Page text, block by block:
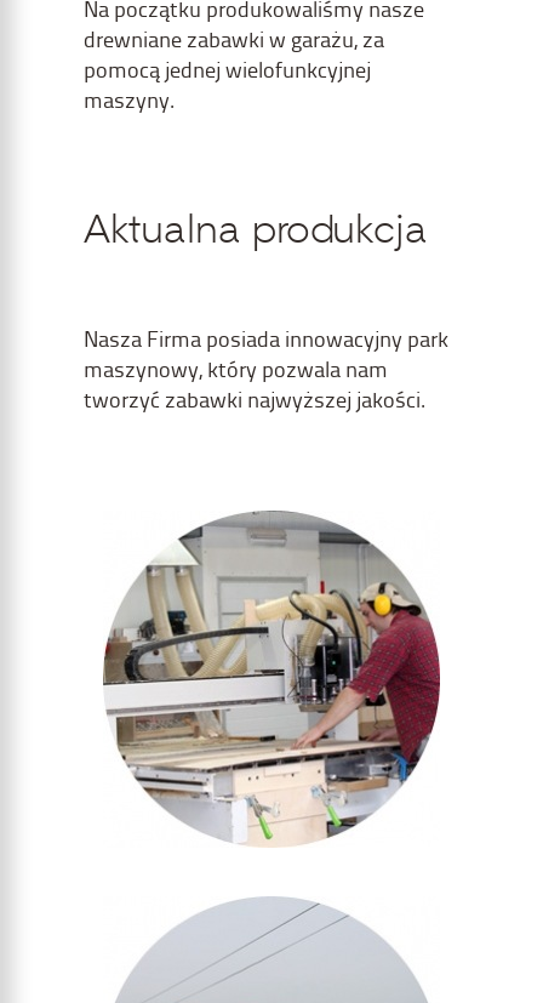
Na początku produkowaliśmy nasze
drewniane zabawki w garażu, za
pomocą jednej wielofunkcyjnej
maszyny.
Aktualna produkcja
Nasza Firma posiada innowacyjny park
maszynowy, który pozwala nam
tworzyć zabawki najwyższej jakości.